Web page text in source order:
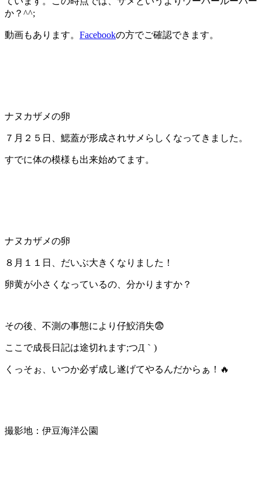
か？^^;
動画もあります。 Facebookの方でご確認できます。
ナヌカザメの卵
７月２５日、鰓蓋が形成されサメらしくなってきました。
すでに体の模様も出来始めてます。
ナヌカザメの卵
８月１１日、だいぶ大きくなりました！
卵黄が小さくなっているの、分かりますか？
その後、不測の事態により仔鮫消失😨
ここで成長日記は途切れます;つД｀)
くっそぉ、いつか必ず成し遂げてやるんだからぁ！🔥
撮影地：伊豆海洋公園